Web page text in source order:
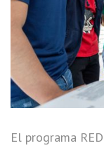
El programa